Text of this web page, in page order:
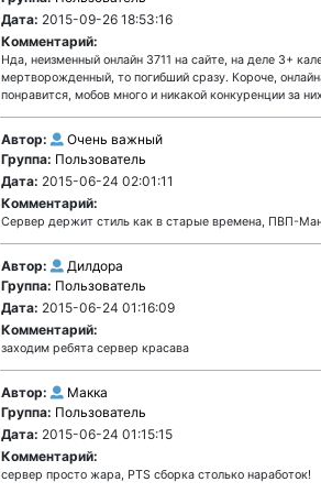
Дата: 2015-09-26 18:53:16
Комментарий:
Нда, неизменный онлайн 3711 на сайте, на деле 3+
мертворожденный, то погибший сразу. Короче,
понравится, мобов много и никакой конкуренции за
Автор:
Очень важный
Группа: Пользователь
Дата: 2015-06-24 02:01:11
Комментарий:
Сервер держит стиль как в старые времена, ПВП-
Автор:
Дилдора
Группа: Пользователь
Дата: 2015-06-24 01:16:09
Комментарий:
заходим ребята сервер красава
Автор:
Макка
Группа: Пользователь
Дата: 2015-06-24 01:15:15
Комментарий:
сервер просто жара, PTS сборка столько наработок!